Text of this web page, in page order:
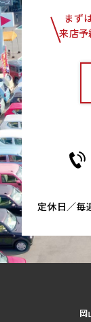
まず
来店予
定休日／毎
岡